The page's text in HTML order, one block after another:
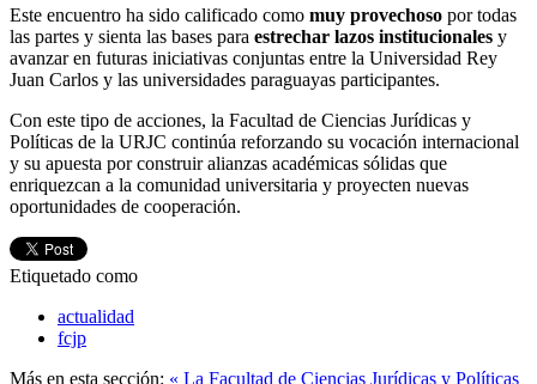
Este encuentro ha sido calificado como muy provechoso por todas
las partes y sienta las bases para estrechar lazos institucionales y
avanzar en futuras iniciativas conjuntas entre la Universidad Rey
Juan Carlos y las universidades paraguayas participantes.
Con este tipo de acciones, la Facultad de Ciencias Jurídicas y
Políticas de la URJC continúa reforzando su vocación internacional
y su apuesta por construir alianzas académicas sólidas que
enriquezcan a la comunidad universitaria y proyecten nuevas
oportunidades de cooperación.
Etiquetado como
actualidad
fcjp
Más en esta sección: « La Facultad de Ciencias Jurídicas y Políticas